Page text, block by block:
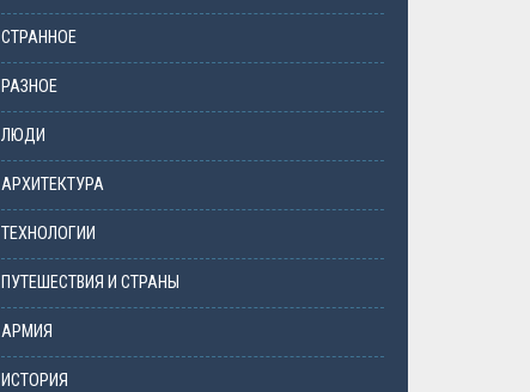
СТРАННОЕ
РАЗНОЕ
ЛЮДИ
АРХИТЕКТУРА
ТЕХНОЛОГИИ
ПУТЕШЕСТВИЯ И СТРАНЫ
АРМИЯ
ИСТОРИЯ